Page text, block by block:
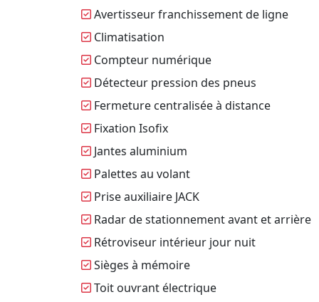
Avertisseur franchissement de ligne
Climatisation
Compteur numérique
Détecteur pression des pneus
Fermeture centralisée à distance
Fixation Isofix
Jantes aluminium
Palettes au volant
Prise auxiliaire JACK
Radar de stationnement avant et arrière
Rétroviseur intérieur jour nuit
Sièges à mémoire
Toit ouvrant électrique